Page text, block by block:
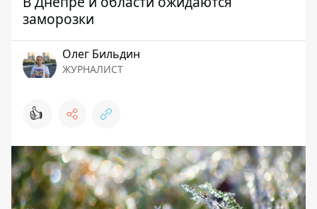
заморозки
Олег Бильдин
ЖУРНАЛИСТ
👍